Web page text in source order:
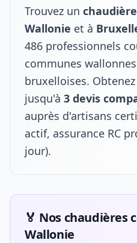
Trouvez un chaudière
Wallonie et à
486 professionnels
communes
bruxelloises.
jusqu'à 3 devis
auprès d'artisans
actif, assurance RC
jour).
🏅 Nos chaudières
Wallonie